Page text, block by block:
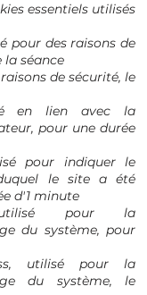
essentiels utilisés
pour des raisons de
la séance
de sécurité, le
en lien avec la
pour une durée
pour indiquer le
le site a été
d'1 minute
pour la
du système, pour
utilisé pour la
du système, le